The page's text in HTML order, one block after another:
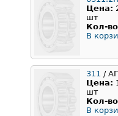
Цена:
шт
Кол-
В
311 /
Цена:
шт
Кол-
В